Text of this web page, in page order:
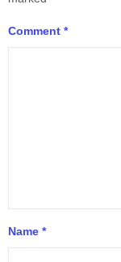
Comment *
Name *